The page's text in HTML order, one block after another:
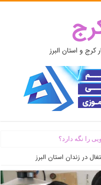
و استان البرز
را نگه دارد؟